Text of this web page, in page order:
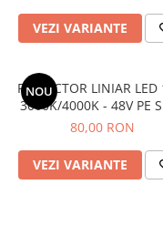
VEZI VARIANTE
NOU
PROIECTOR LINIAR LED
3000K/4000K - 48V PE
MAGNETICA S22/R22
80,00 RON
VEZI VARIANTE